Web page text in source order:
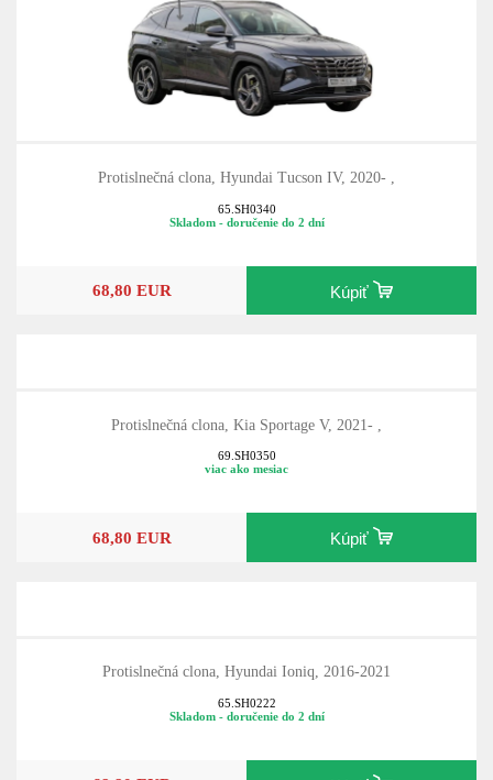
Protislnečná clona, Hyundai Tucson IV, 2020- ,
65.SH0340
Skladom - doručenie do 2 dní
68,80 EUR Kúpiť
Protislnečná clona, Kia Sportage V, 2021- ,
69.SH0350
viac ako mesiac
68,80 EUR Kúpiť
Protislnečná clona, Hyundai Ioniq, 2016-2021
65.SH0222
Skladom - doručenie do 2 dní